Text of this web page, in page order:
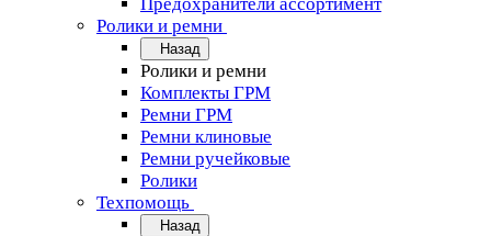
Ролики и ремни
Назад
Ролики и ремни
Комплекты ГРМ
Ремни ГРМ
Ремни клиновые
Ремни ручейковые
Ролики
Техпомощь
Назад